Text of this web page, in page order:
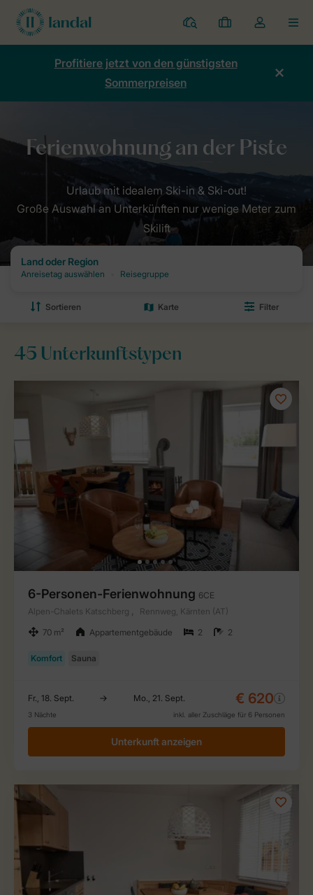
Ferienparks
Meine
Buchungen
Dropdown-
Menü
Kontos
Profitiere jetzt von den günstigsten
Sommerpreisen
Große Auswahl an Unterkünften nur wenige Meter zum
Skilift